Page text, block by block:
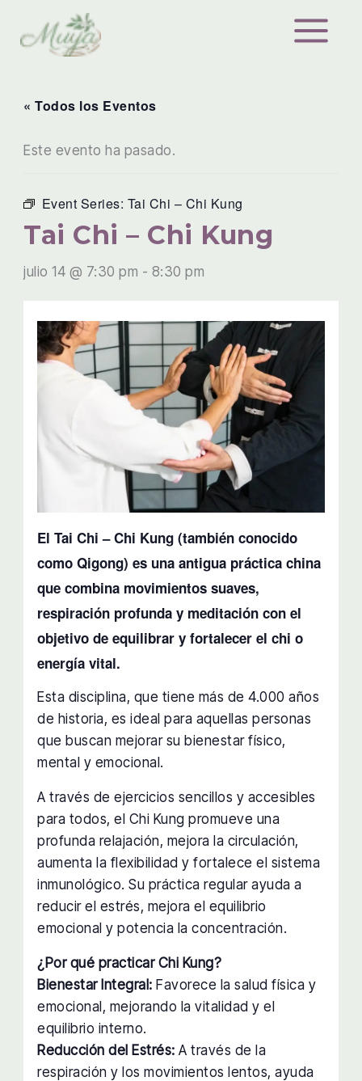
contenido
« Todos los Eventos
Este evento ha pasado.
Event Series: Tai Chi – Chi Kung
Tai Chi – Chi Kung
julio 14 @ 7:30 pm - 8:30 pm
El Tai Chi – Chi Kung (también conocido
como Qigong) es una antigua práctica china
que combina movimientos suaves,
respiración profunda y meditación con el
objetivo de equilibrar y fortalecer el chi o
energía vital.
Esta disciplina, que tiene más de 4.000 años
de historia, es ideal para aquellas personas
que buscan mejorar su bienestar físico,
mental y emocional.
A través de ejercicios sencillos y accesibles
para todos, el Chi Kung promueve una
profunda relajación, mejora la circulación,
aumenta la flexibilidad y fortalece el sistema
inmunológico. Su práctica regular ayuda a
reducir el estrés, mejora el equilibrio
emocional y potencia la concentración.
¿Por qué practicar Chi Kung?
Bienestar Integral: Favorece la salud física y
emocional, mejorando la vitalidad y el
equilibrio interno.
Reducción del Estrés: A través de la
respiración y los movimientos lentos, ayuda